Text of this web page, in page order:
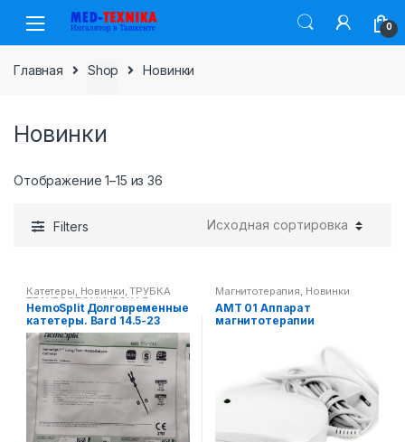
navigation
content
0
Главная Shop Новинки
Новинки
Отображение 1–15 из 36
Filters
Катетеры, Новинки,ТРУБКА
ТРАХЕОСТОМИЧЕСКАЯ
СТЕРИЛЬНАЯ С МАНЖЕТОЙ И
БЕЗ МАНЖЕТЫ
HemoSplit Долговременные
катетеры. Bard 14.5-23
Магнитотерапия, Новинки
АМТ 01 Аппарат
магнитотерапии